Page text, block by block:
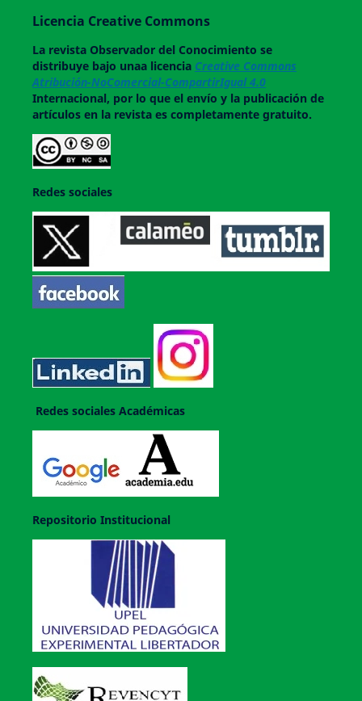
Licencia Creative Commons
La revistaObservador del Conocimiento se
distribuye bajo unaa licencia Creative Commons
Atribución-NoComercial-CompartirIgual 4.0
Internacional, por lo que el envío y la publicación de
artículos en la revista es completamente gratuito.
Redes sociales
Redes sociales Académicas
Repositorio Institucional